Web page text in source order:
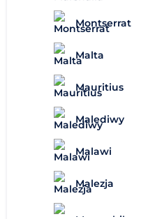
Montserrat
Malta
Mauritius
Malediwy
Malawi
Malezja